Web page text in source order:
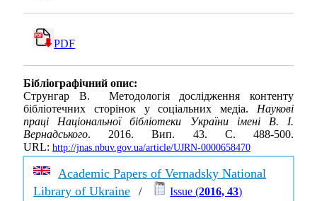
PDF
Бібліографічний опис:
Струнгар В. Методологія дослідження контенту
бібліотечних сторінок у соціальних медіа. Наукові
праці Національної бібліотеки України імені В. І.
Вернадського. 2016. Вип. 43. С. 488-500.
URL: http://jnas.nbuv.gov.ua/article/UJRN-0000658470
Academic Papers of Vernadsky National
Library of Ukraine / Issue (2016, 43)